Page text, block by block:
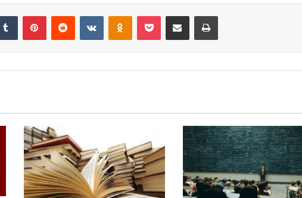
Tumblr Pinterest Reddit VKontakte Odnoklassniki Pocket E-Posta ile paylaş Yazdır